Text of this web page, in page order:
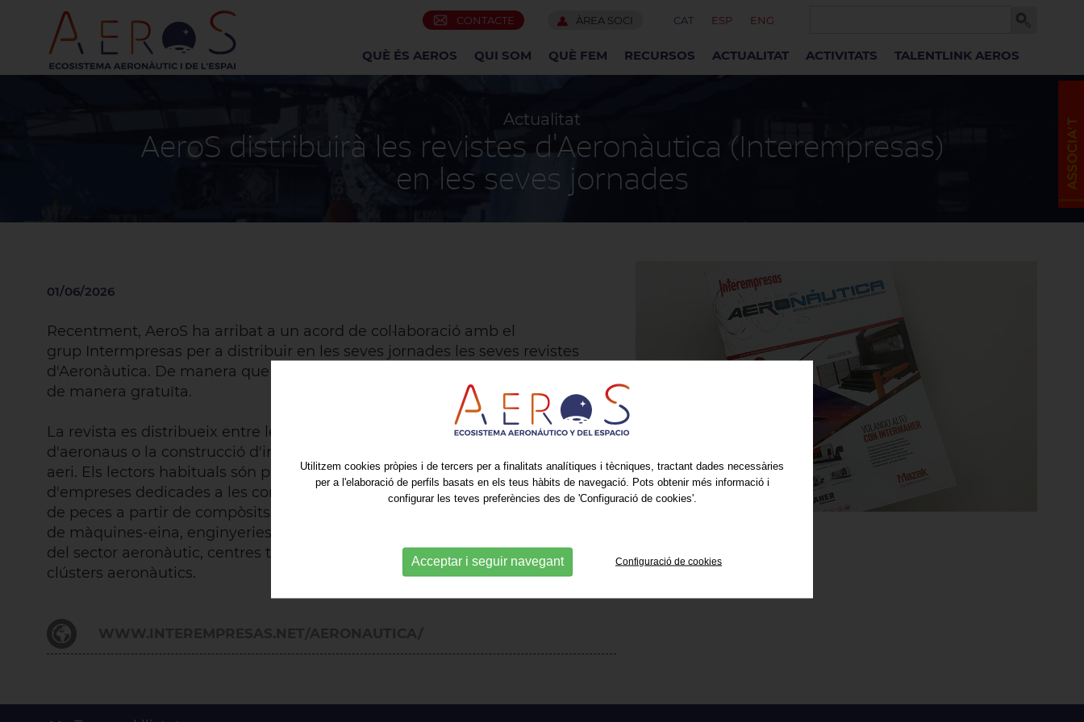
CONTACTE ÀREA SOCI CAT ESP ENG
QUÈ ÉS AEROS QUI SOM QUÈ FEM RECURSOS ACTUALITAT ACTIVITATS TALENTLINK AEROS
Actualitat
AeroS distribuirà les revistes d'Aeronàutica (Interempresas)
en les seves jornades
01/06/2026
Recentment, AeroS ha arribat a un acord de col·laboració amb el
grup Intermpresas per a distribuir en les seves jornades les seves revistes
d'Aeronàutica. De manera que els assistents podran adquirir un exemplar
de manera gratuïta.
La revista es distribueix entre les empreses implicades en la fabricació
d'aeronaus o la construcció d'instal·lacions o serveis destinats al transport
aeri. Els lectors habituals són professionals de tallers de mecanitzat i
d'empreses dedicades a les construccions mecàniques o a la realització
de peces a partir de compòsits. Així mateix, es distribueix entre fabricants
de màquines-eina, enginyeries especialitzades en aeronàutica, proveïdors
del sector aeronàutic, centres tecnològics del sector, associacions i
clústers aeronàutics.
Utilitzem cookies pròpies i de tercers per a finalitats analítiques i tècniques, tractant dades necessàries
per a l'elaboració de perfils basats en els teus hàbits de navegació. Pots obtenir més informació i
configurar les teves preferències des de 'Configuració de cookies'.
Acceptar i seguir navegant Configuració de cookies